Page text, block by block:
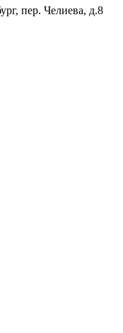
пер. Челиева, д.8